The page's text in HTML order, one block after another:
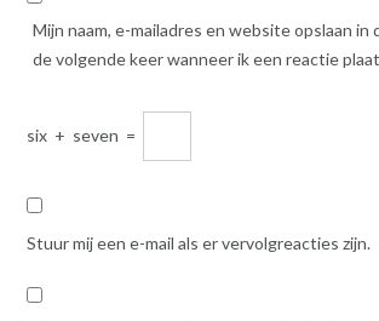
Mijn naam, e-mailadres en website opslaan in
de volgende keer wanneer ik een reactie
six + seven =
Stuur mij een e-mail als er vervolgreacties zijn.